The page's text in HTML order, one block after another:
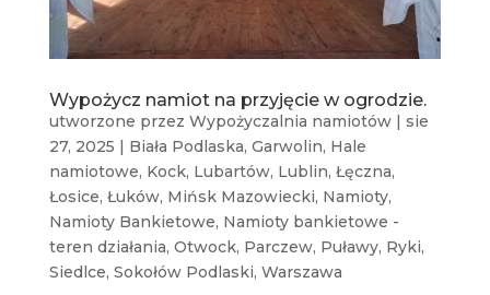
Wypożycz namiot na przyjęcie w ogrodzie.
utworzone przez Wypożyczalnia namiotów| sie
27, 2025 | Biała Podlaska, Garwolin, Hale
namiotowe, Kock, Lubartów, Lublin, Łęczna,
Łosice, Łuków, Mińsk Mazowiecki, Namioty,
Namioty Bankietowe, Namioty bankietowe -
teren działania, Otwock, Parczew, Puławy, Ryki,
Siedlce, Sokołów Podlaski, Warszawa